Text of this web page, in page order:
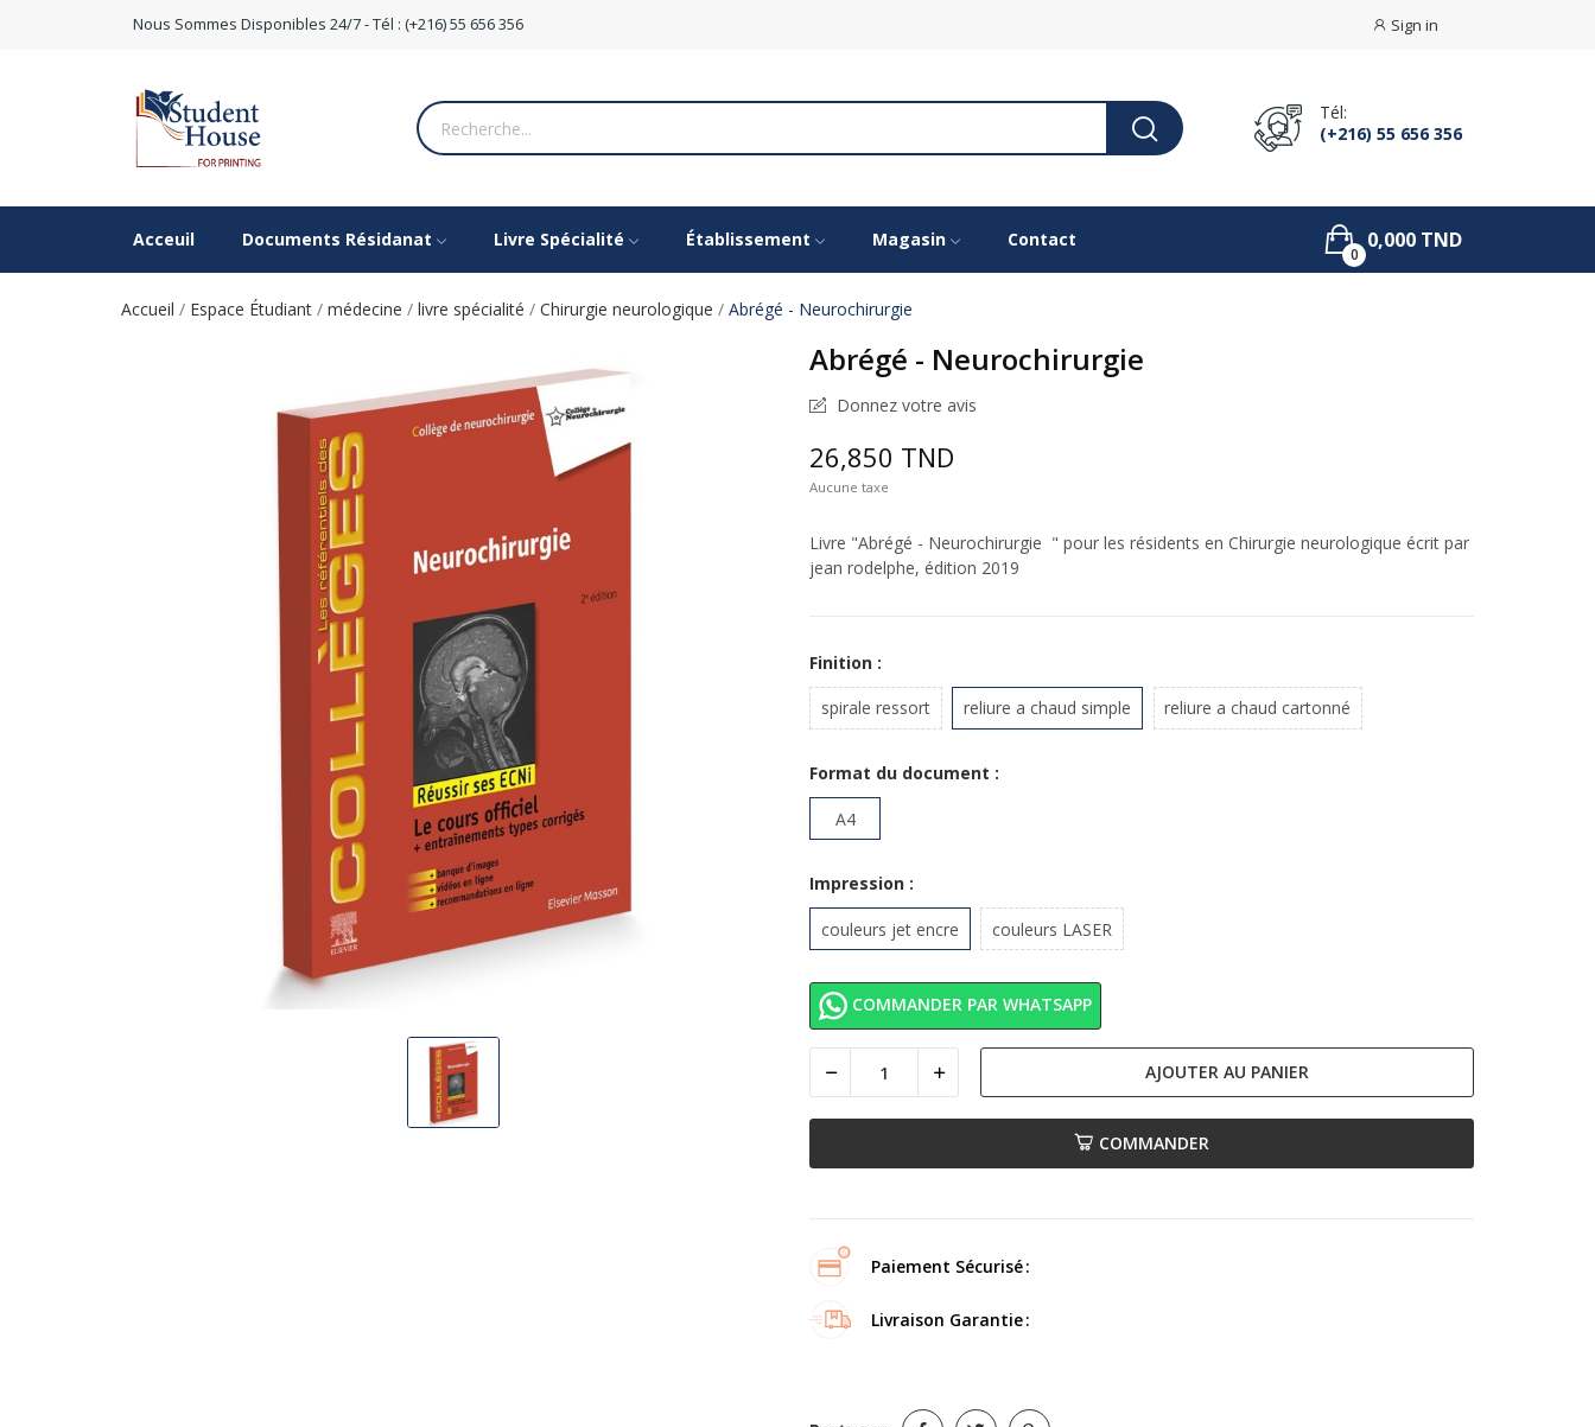
Nous Sommes Disponibles 24/7 - Tél : (+216) 55 656 356 Sign in
Tél:
(+216) 55 656 356
Acceuil Documents Résidanat Livre Spécialité Établissement Magasin Contact 0,000 TND
0
Accueil Espace Étudiant médecine livre spécialité Chirurgie neurologique Abrégé - Neurochirurgie
Abrégé - Neurochirurgie
Donnez votre avis
26,850 TND
Aucune taxe
Livre "Abrégé - Neurochirurgie " pour les résidents en Chirurgie neurologique écrit par
jean rodelphe, édition 2019
Finition :
spirale ressort reliure a chaud simple reliure a chaud cartonné
Format du document :
A4
Impression :
couleurs jet encre couleurs LASER
COMMANDER PAR WHATSAPP
AJOUTER AU PANIER
COMMANDER
Paiement Sécurisé
Livraison Garantie